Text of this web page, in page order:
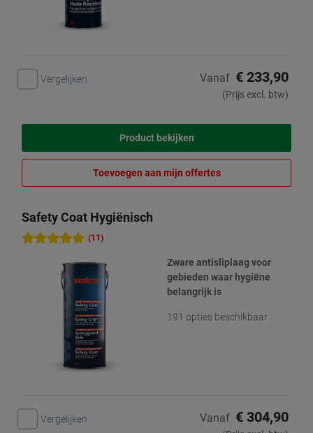
Vergelijken Vanaf € 233,90
(Prijs excl. btw)
Product bekijken
Toevoegen aan mijn offertes
Safety Coat Hygiënisch
(11)
Zware antisliplaag voor
gebieden waar hygiëne
belangrijk is
191 opties beschikbaar
Vergelijken Vanaf € 304,90